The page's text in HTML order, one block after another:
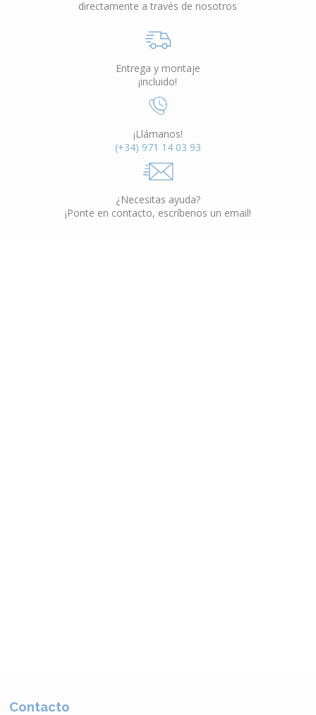
directamente a través de nosotros
Entrega y montaje
¡incluido!
¡Llámanos!
(+34) 971 14 03 93
¿Necesitas ayuda?
¡Ponte en contacto, escríbenos un email!
Contacto